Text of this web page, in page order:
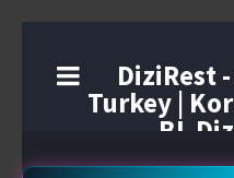
DiziRest
Turkey |
BL